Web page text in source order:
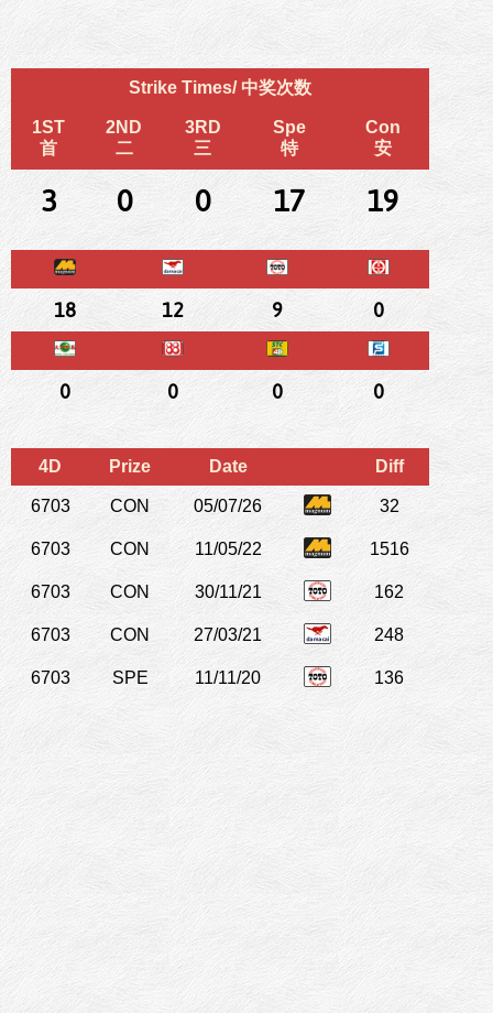
Strike Times/ 中奖次数
1ST
首
2ND
二
3RD
三
Spe
特
Con
安
3 0 0 17 19
18 12 9 0
0 0 0 0
4D Prize Date Diff
6703 CON 05/07/26 32
6703 CON 11/05/22 1516
6703 CON 30/11/21 162
6703 CON 27/03/21 248
6703 SPE 11/11/20 136